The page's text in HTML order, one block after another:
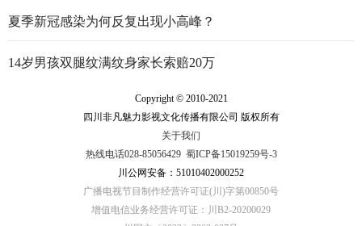
夏季新冠感染为何反复出现小高峰？
14岁男孩双腿纹满纹身家长索赔20万
Copyright © 2010-2021
四川非凡魅力影视文化传播有限公司 版权所有
关于我们
热线电话028-85056429 蜀ICP备15019259号-3
川公网安备：51010402000252
广播电视节目制作经营许可证(川)字第00850号
增值电信业务经营许可证：川B2-20200029